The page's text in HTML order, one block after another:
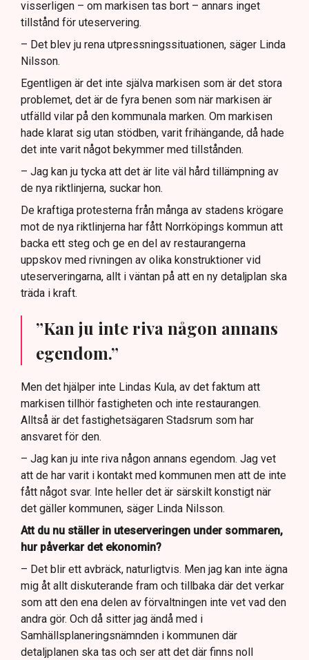
visserligen – om markisen tas bort – annars inget
tillstånd för uteservering.
– Det blev ju rena utpressningssituationen, säger Linda
Nilsson.
Egentligen är det inte själva markisen som är det stora
problemet, det är de fyra benen som när markisen är
utfälld vilar på den kommunala marken. Om markisen
hade klarat sig utan stödben, varit frihängande, då hade
det inte varit något bekymmer med tillstånden.
– Jag kan ju tycka att det är lite väl hård tillämpning av
de nya riktlinjerna, suckar hon.
De kraftiga protesterna från många av stadens krögare
mot de nya riktlinjerna har fått Norrköpings kommun att
backa ett steg och ge en del av restaurangerna
uppskov med rivningen av olika konstruktioner vid
uteserveringarna, allt i väntan på att en ny detaljplan ska
träda i kraft.
”Kan ju inte riva någon annans
egendom.”
Men det hjälper inte Lindas Kula, av det faktum att
markisen tillhör fastigheten och inte restaurangen.
Alltså är det fastighetsägaren Stadsrum som har
ansvaret för den.
– Jag kan ju inte riva någon annans egendom. Jag vet
att de har varit i kontakt med kommunen men att de inte
fått något svar. Inte heller det är särskilt konstigt när
det gäller kommunen, säger Linda Nilsson.
Att du nu ställer in uteserveringen under sommaren,
hur påverkar det ekonomin?
– Det blir ett avbräck, naturligtvis. Men jag kan inte ägna
mig åt allt diskuterande fram och tillbaka där det verkar
som att den ena delen av förvaltningen inte vet vad den
andra gör. Och då sitter jag ändå med i
Samhällsplaneringsnämnden i kommunen där
detaljplanen ska tas och ser att det där finns noll